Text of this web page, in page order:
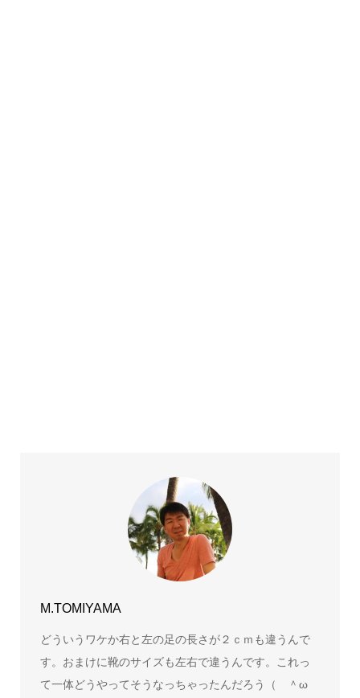
M.TOMIYAMA
どういうワケか右と左の足の長さが２ｃｍも違うんで
す。おまけに靴のサイズも左右で違うんです。これっ
て一体どうやってそうなっちゃったんだろう（ ＾ω
見えているキノコはほんの一部です。